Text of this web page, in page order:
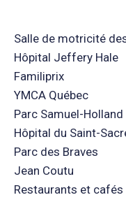
Salle de motricité
Hôpital Jeffery Hale
Familiprix
YMCA Québec
Parc Samuel-Holland
Hôpital du Saint-
Parc des Braves
Jean Coutu
Restaurants et cafés